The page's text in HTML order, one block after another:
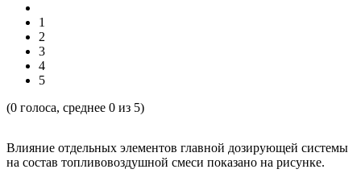
1
2
3
4
5
(0 голоса, среднее 0 из 5)
Влияние отдельных элементов главной дозирующей системы
на состав топливовоздушной смеси показано на рисунке.